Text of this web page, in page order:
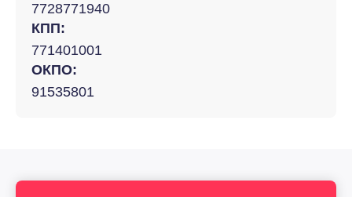
7728771940
КПП:
771401001
ОКПО:
91535801